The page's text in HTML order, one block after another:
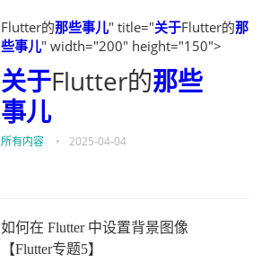
Flutter的那些事儿" title="关于Flutter的那
些事儿" width="200" height="150">
关于Flutter的那些
事儿
所有内容 • 2025-04-04
如何在 Flutter 中设置背景图像
【Flutter专题5】